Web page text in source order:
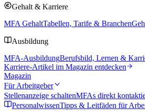
Gehalt & Karriere
MFA GehaltTabellen, Tarife & Branchen
Ausbildung
MFA-AusbildungBerufsbild, Lernen &
Karriere-Artikel im Magazin entdecken
Magazin
Für Arbeitgeber
Stellenanzeige schaltenMFAs direkt
PersonalwissenTipps & Leitfäden für